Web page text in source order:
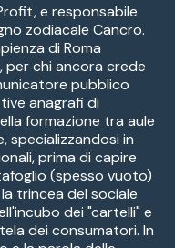
e responsabile
zodiacale Cancro.
di Roma
chi ancora crede
pubblico
anagrafi di
formazione tra aule
specializzandosi in
prima di capire
(spesso vuoto)
trincea del sociale
dei "cartelli" e
dei consumatori. In